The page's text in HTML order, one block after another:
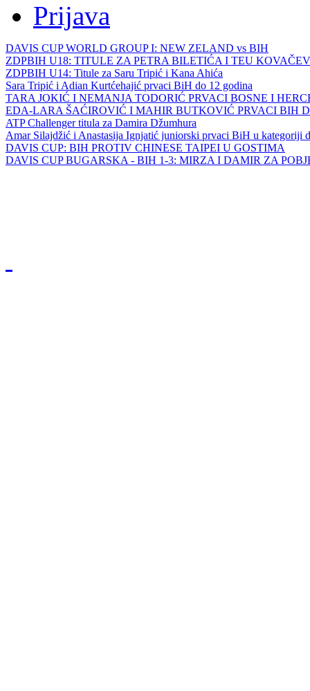
Prijava
DAVIS CUP WORLD GROUP I: NEW ZELAND vs BIH
ZDPBIH U18: TITULE ZA PETRA BILETIĆA I TEU
ZDPBIH U14: Titule za Saru Tripić i Kana Ahića
Sara Tripić i Adian Kurtćehajić prvaci BiH do 12 godina
TARA JOKIĆ I NEMANJA TODORIĆ PRVACI BOSNE I
EDA-LARA ŠAĆIROVIĆ I MAHIR BUTKOVIĆ PRVACI BIH
ATP Challenger titula za Damira Džumhura
Amar Silajdžić i Anastasija Ignjatić juniorski prvaci BiH u kategoriji
DAVIS CUP: BIH PROTIV CHINESE TAIPEI U GOSTIMA
DAVIS CUP BUGARSKA - BIH 1-3: MIRZA I DAMIR ZA